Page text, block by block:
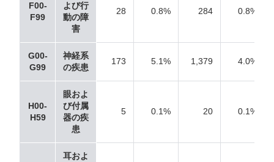
F00-
F99
よび行
動の障
害
28 0.8% 284 0.8%
G00-
G99
神経系
の疾患
173 5.1% 1,379 4.0%
H00-
H59
眼およ
び付属
器の疾
患
5 0.1% 20 0.1%
耳およ